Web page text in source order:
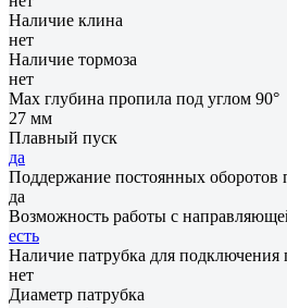
Наличие клина
нет
Наличие тормоза
нет
Max глубина пропила под углом 90°
27 мм
Плавный пуск
да
Поддержание постоянных оборотов
да
Возможность работы с
есть
Наличие патрубка для подключения
нет
Диаметр патрубка